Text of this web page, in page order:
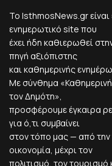
Το IsthmosNews.gr
ενημερωτικό site που
έχει ήδη καθιερωθεί
πηγή αξιόπιστης
και καθημερινής
Με σύνθημα
τον Δημότη»,
προσφέρουμε έγκαιρα
για ό,τι συμβαίνει
στον τόπο μας — από την
οικονομία, μέχρι τον
πολιτισμό, τον τουρισμό